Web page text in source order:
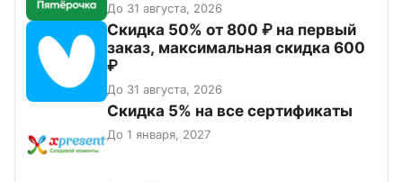
До 31 августа, 2026
Скидка 50% от 800 ₽ на первый
заказ, максимальная скидка 600
₽
До 31 августа, 2026
Скидка 5% на все сертификаты
До 1 января, 2027